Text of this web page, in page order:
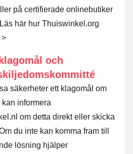
på certifierade onlinebutiker
Läs här hur Thuiswinkel.org
>
och
säkerheter ett klagomål om
informera
om detta direkt eller skicka
du inte kan komma fram till
lösning hjälper